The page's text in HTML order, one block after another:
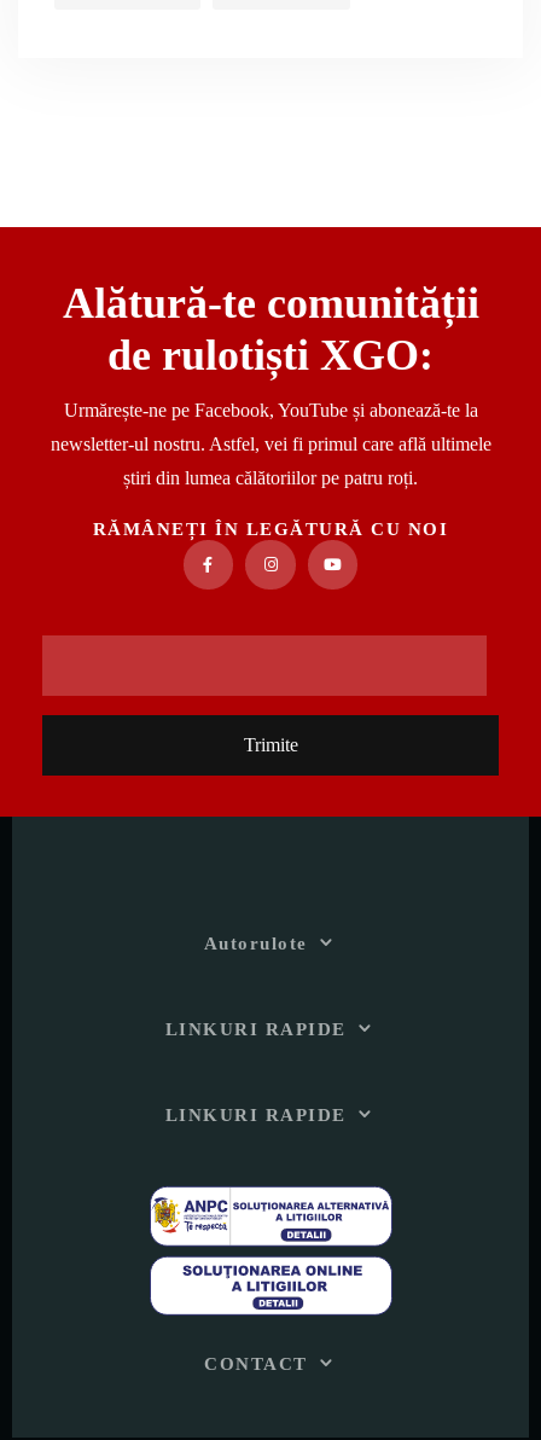
Alătură-te comunității
de rulotiști XGO:
Urmărește-ne pe Facebook, YouTube și abonează-te la
newsletter-ul nostru. Astfel, vei fi primul care află ultimele
știri din lumea călătoriilor pe patru roți.
RĂMÂNEȚI ÎN LEGĂTURĂ CU NOI
Trimite
Autorulote
LINKURI RAPIDE
LINKURI RAPIDE
CONTACT